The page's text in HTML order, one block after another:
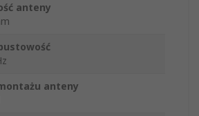
anteny
anteny